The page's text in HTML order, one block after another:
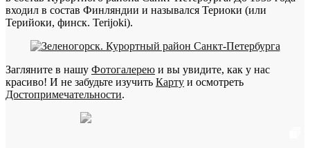
входил в состав Финляндии и назывался Териоки (или
Терийоки, финск. Terijoki).
Загляните в нашу Фотогалерею и вы увидите, как у нас
красиво! И не забудьте изучить Карту и осмотреть
Достопримечательности.